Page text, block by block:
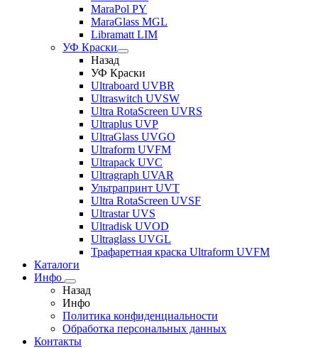
MaraPol PY
MaraGlass MGL
Libramatt LIM
УФ Краски
Назад
УФ Краски
Ultraboard UVBR
Ultraswitch UVSW
Ultra RotaScreen UVRS
Ultraplus UVP
UltraGlass UVGO
Ultraform UVFM
Ultrapack UVC
Ultragraph UVAR
Ультрапринт UVT
Ultra RotaScreen UVSF
Ultrastar UVS
Ultradisk UVOD
Ultraglass UVGL
Трафаретная краска Ultraform UVFM
Каталоги
Инфо
Назад
Инфо
Политика конфиденциальности
Обработка персональных данных
Контакты